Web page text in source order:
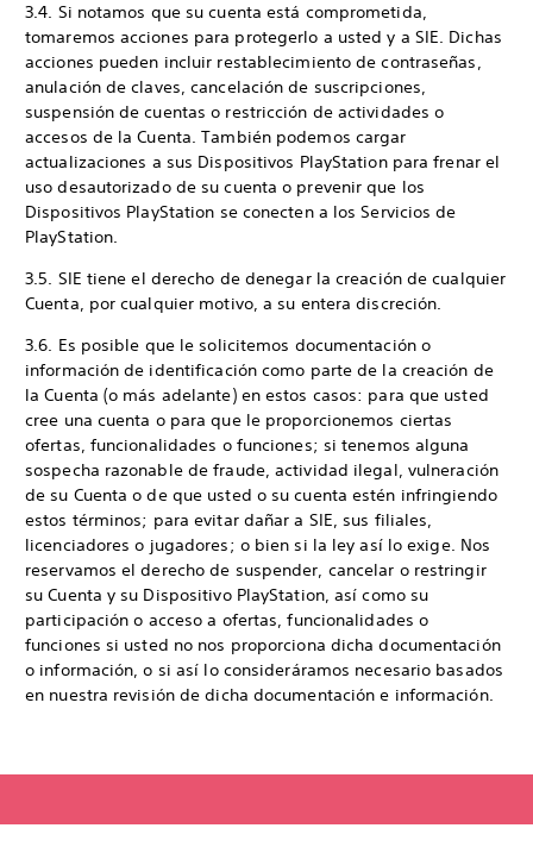
3.4. Si notamos que su cuenta está comprometida,
tomaremos acciones para protegerlo a usted y a SIE. Dichas
acciones pueden incluir restablecimiento de contraseñas,
anulación de claves, cancelación de suscripciones,
suspensión de cuentas o restricción de actividades o
accesos de la Cuenta. También podemos cargar
actualizaciones a sus Dispositivos PlayStation para frenar el
uso desautorizado de su cuenta o prevenir que los
Dispositivos PlayStation se conecten a los Servicios de
PlayStation.
3.5. SIE tiene el derecho de denegar la creación de cualquier
Cuenta, por cualquier motivo, a su entera discreción.
3.6. Es posible que le solicitemos documentación o
información de identificación como parte de la creación de
la Cuenta (o más adelante) en estos casos: para que usted
cree una cuenta o para que le proporcionemos ciertas
ofertas, funcionalidades o funciones; si tenemos alguna
sospecha razonable de fraude, actividad ilegal, vulneración
de su Cuenta o de que usted o su cuenta estén infringiendo
estos términos; para evitar dañar a SIE, sus filiales,
licenciadores o jugadores; o bien si la ley así lo exige. Nos
reservamos el derecho de suspender, cancelar o restringir
su Cuenta y su Dispositivo PlayStation, así como su
participación o acceso a ofertas, funcionalidades o
funciones si usted no nos proporciona dicha documentación
o información, o si así lo consideráramos necesario basados
en nuestra revisión de dicha documentación e información.